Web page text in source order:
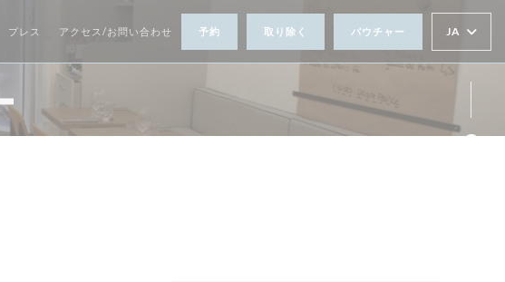
プレス アクセス/お問い合わせ 予約 取り除く バウチャー JA